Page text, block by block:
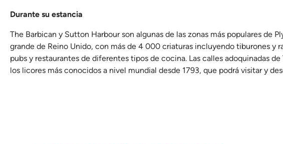
Durante su estancia
The Barbican y Sutton Harbour son algunas de las zonas más populares de
grande de Reino Unido, con más de 4 000 criaturas incluyendo tiburones y
pubs y restaurantes de diferentes tipos de cocina. Las calles adoquinadas
los licores más conocidos a nivel mundial desde 1793, que podrá visitar y